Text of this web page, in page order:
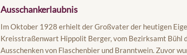
Ausschankerlaubnis
Im Oktober 1928 erhielt der Großvater der heutigen
Kreisstraßenwart Hippolit Berger, vom Bezirksamt Bühl
Ausschenken von Flaschenbier und Branntwein. Zuvor